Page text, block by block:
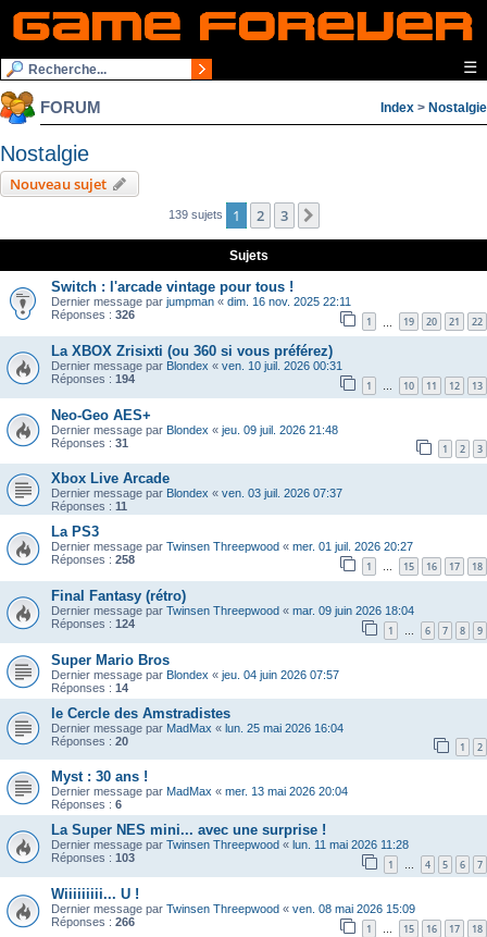
☰
FORUM Index > Nostalgie
Nostalgie
Nouveau sujet
139 sujets 1 2 3
Sujets
Switch : l'arcade vintage pour tous !
Dernier message par jumpman « dim. 16 nov. 2025 22:11
Réponses : 326 1 19 20 21 22
La XBOX Zrisixti (ou 360 si vous préférez)
Dernier message par Blondex « ven. 10 juil. 2026 00:31
Réponses : 194 1 … 10 11 12 13
Neo-Geo AES+
Dernier message par Blondex « jeu. 09 juil. 2026 21:48
Réponses : 31 1 2 3
Xbox Live Arcade
Dernier message par Blondex « ven. 03 juil. 2026 07:37
Réponses : 11
La PS3
Dernier message par Twinsen Threepwood « mer. 01 juil. 2026 20:27
Réponses : 258 1 … 15 16 17 18
Final Fantasy (rétro)
Dernier message par Twinsen Threepwood « mar. 09 juin 2026 18:04
Réponses : 124 1 … 6 7 8 9
Super Mario Bros
Dernier message par Blondex « jeu. 04 juin 2026 07:57
Réponses : 14
le Cercle des Amstradistes
Dernier message par MadMax « lun. 25 mai 2026 16:04
Réponses : 20 1 2
Myst : 30 ans !
Dernier message par MadMax « mer. 13 mai 2026 20:04
Réponses : 6
La Super NES mini... avec une surprise !
Dernier message par Twinsen Threepwood « lun. 11 mai 2026 11:28
Réponses : 103 1 … 4 5 6 7
Wiiiiiiiii... U !
Dernier message par Twinsen Threepwood « ven. 08 mai 2026 15:09
Réponses : 266 1 … 15 16 17 18